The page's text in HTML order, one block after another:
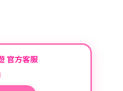
官方客服